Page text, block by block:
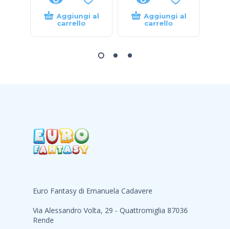
Aggiungi al
carrello
Aggiungi al
carrello
Euro Fantasy di Emanuela Cadavere
Via Alessandro Volta, 29 - Quattromiglia 87036
Rende